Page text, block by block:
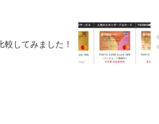
してみました！